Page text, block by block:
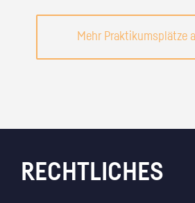
Mehr Praktikumsplätze
RECHTLICHES